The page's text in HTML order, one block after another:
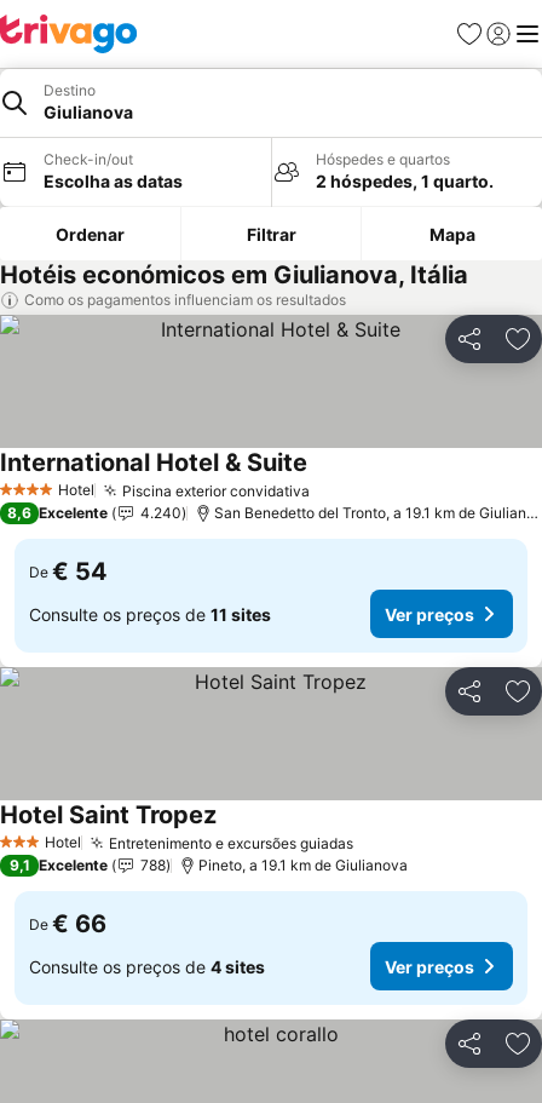
Favoritos
Iniciar
Destino
Giulianova
Check-in/out
Escolha as datas
Hóspedes e quartos
2 hóspedes, 1 quarto.
Ordenar Filtrar Mapa
Hotéis económicos em Giulianova, Itália
Como os pagamentos influenciam os resultados
Partilhar
4 EstrelasHotel Piscina exterior convidativa
International Hotel & Suite
8,6 Excelente 4.240 San Benedetto del Tronto, a 19.1 km de Giulianova
De € 54
Consulte os preços de 11 sites Ver preços
Partilhar
3 EstrelasHotel Entretenimento e excursões guiadas
Hotel Saint Tropez
9,1 Excelente 788 Pineto, a 19.1 km de Giulianova
De € 66
Consulte os preços de 4 sites Ver preços
Partilhar